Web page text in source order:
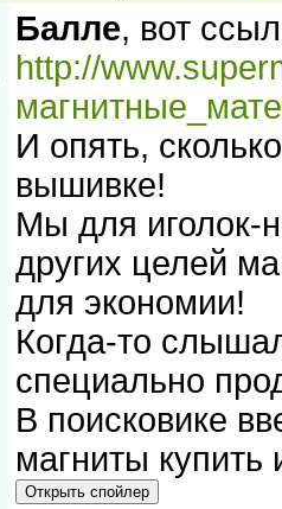
Балле, вот
http://
И опять,
вышивке!
Мы для иголок-
других целей
для экономии!
Когда-то
специально
В поисковике
магниты купить